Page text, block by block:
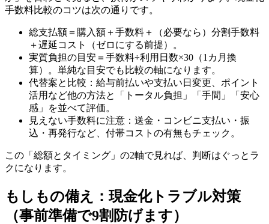
手数料比較のコツは次の通りです。
総支払額＝購入額＋手数料＋（必要なら）分割手数料
＋遅延コスト（ゼロにする前提）。
実質負担の目安＝手数料÷利用日数×30（1カ月換
算）。単純な目安でも比較の軸になります。
代替案と比較：給与前払いや支払い日変更、ポイント
活用など他の方法と「トータル負担」「手間」「安心
感」を並べて評価。
見えない手数料に注意：送金・コンビニ支払い・振
込・再発行など、付帯コストの有無もチェック。
この「総額とタイミング」の2軸で見れば、判断はぐっとラ
クになります。
もしもの備え：現金化トラブル対策
（事前準備で9割防げます）